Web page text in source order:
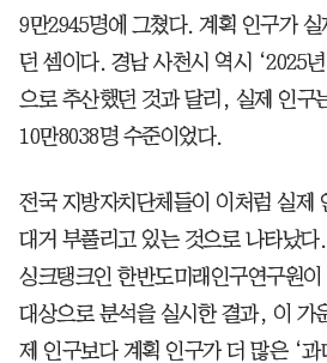
9만2945명에 그쳤다. 계획 인구가
던 셈이다. 경남 사천시 역시 ‘2025
으로 추산했던 것과 달리, 실제 인구
10만8038명 수준이었다.
전국 지방자치단체들이 이처럼 실제
대거 부풀리고 있는 것으로 나타났
싱크탱크인 한반도미래인구연구원
대상으로 분석을 실시한 결과, 이 가
제 인구보다 계획 인구가 더 많은 ‘